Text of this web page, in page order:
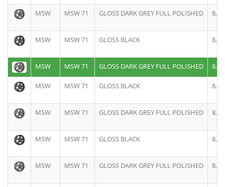
MSW MSW 71 GLOSS DARK GREY FULL POLISHED 8,5J
MSW MSW 71 GLOSS BLACK 8,0J
MSW MSW 71 GLOSS DARK GREY FULL POLISHED 8,0J
MSW MSW 71 GLOSS BLACK 8,0J
MSW MSW 71 GLOSS DARK GREY FULL POLISHED 8,0J
MSW MSW 71 GLOSS BLACK 8,0J
MSW MSW 71 GLOSS DARK GREY FULL POLISHED 8,0J